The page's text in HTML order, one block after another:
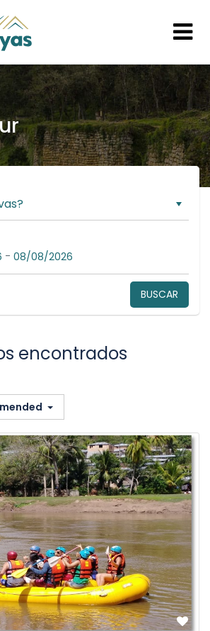
- 08/08/2026
BUSCAR
encontrados